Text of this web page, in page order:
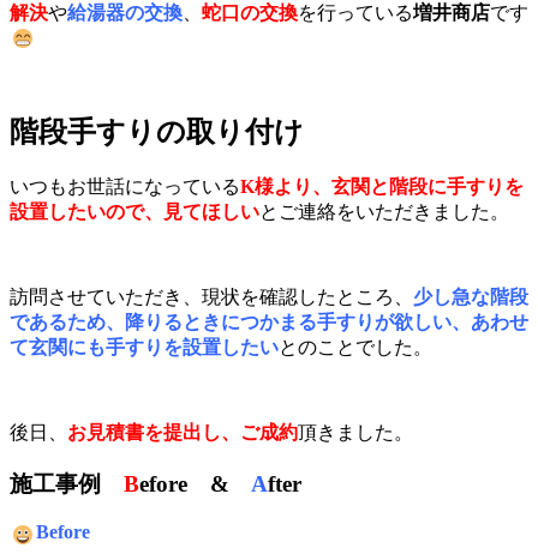
解決や給湯器の交換 蛇口の交換を行っている増井商店です
階段手すりの取り付け
いつもお世話になっているK様より、玄関と階段に手すりを
設置したいので、見てほしいとご連絡をいただきました。
訪問させていただき、現状を確認したところ、 少し急な階段
であるため、降りるときにつかまる手すりが欲しい、あわせ
て玄関にも手すりを設置したいとのことでした。
後日、 お見積書を提出し、ご成約頂きました。
施工事例 Before & After
Before